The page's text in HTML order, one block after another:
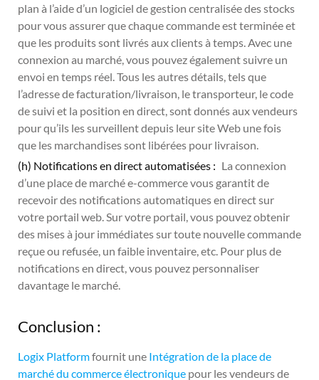
plan à l’aide d’un logiciel de gestion centralisée des stocks
pour vous assurer que chaque commande est terminée et
que les produits sont livrés aux clients à temps. Avec une
connexion au marché, vous pouvez également suivre un
envoi en temps réel. Tous les autres détails, tels que
l’adresse de facturation/livraison, le transporteur, le code
de suivi et la position en direct, sont donnés aux vendeurs
pour qu’ils les surveillent depuis leur site Web une fois
que les marchandises sont libérées pour livraison.
(h) Notifications en direct automatisées : La connexion
d’une place de marché e-commerce vous garantit de
recevoir des notifications automatiques en direct sur
votre portail web. Sur votre portail, vous pouvez obtenir
des mises à jour immédiates sur toute nouvelle commande
reçue ou refusée, un faible inventaire, etc. Pour plus de
notifications en direct, vous pouvez personnaliser
davantage le marché.
Conclusion :
Logix Platformfournit une Intégration de la place de
marché du commerce électronique pour les vendeurs de